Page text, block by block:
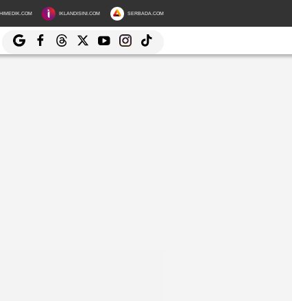
HIMEDIK.COM IKLANDISINI.COM SERBADA.COM